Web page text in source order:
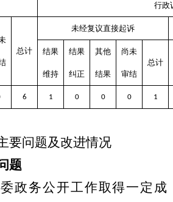
行政
总计
未经复议直接起诉
结果
维持
结果
纠正
其他
结果
尚未
审结
总计
6 1 0 0 0 1
要问题及改进情况
题
政务公开工作取得一定成